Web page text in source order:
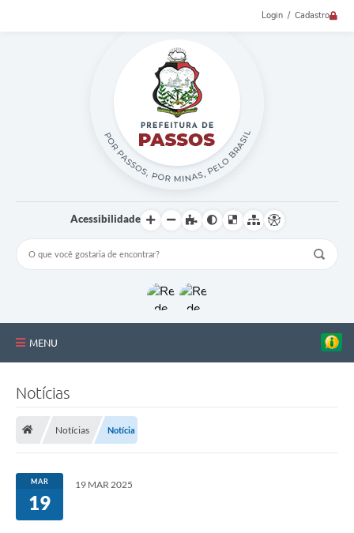
Login / Cadastro
Acessibilidade
MENU
Estrutura Administrativa
Galeria de Fotos
Notícias
Notícias Notícia
MAR
19
19 MAR 2025